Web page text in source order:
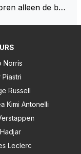
alleen de boa
gesloten de
paar jaar acht
zoeken of
zo gek als de
intrede deed a
aantal van di
ook al jaren
geen vreemde
mensen. Er wo
Norris
Piastri
Russell
Kimi Antonelli
Leclerc